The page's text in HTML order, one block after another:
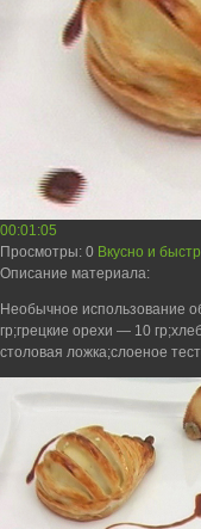
00:01:05
Просмотры: 0 Вкусно и
Описание материала:
Необычное использование
гр;грецкие орехи — 10
столовая ложка;слоеное